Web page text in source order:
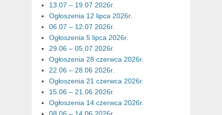
13.07 – 19.07 2026r.
Ogłoszenia 12 lipca 2026r.
06.07 – 12.07 2026r.
Ogłoszenia 5 lipca 2026r.
29.06 – 05.07 2026r.
Ogłoszenia 28 czerwca 2026r.
22.06 – 28.06 2026r.
Ogłoszenia 21 czerwca 2026r.
15.06 – 21.06 2026r.
Ogłoszenia 14 czerwca 2026r.
08.06 – 14.06 2026r.